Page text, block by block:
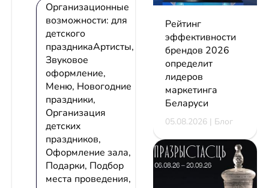
Организационные
возможности: для
детского
праздникаАртисты,
Звуковое
оформление,
Меню, Новогодние
праздники,
Организация
детских
праздников,
Оформление зала,
Подарки, Подбор
места проведения,
Рейтинг
эффективности
брендов 2026
определит
лидеров
маркетинга
Беларуси
05.08.2026 | Блог